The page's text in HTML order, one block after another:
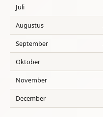
Juli
Augustus
September
Oktober
November
December